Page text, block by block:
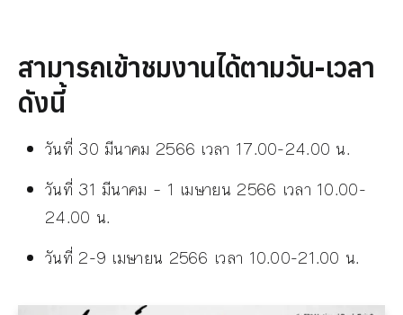
สามารถเข้าชมงานได้ตามวัน-เวลา
ดังนี้
วันที่ 30 มีนาคม 2566 เวลา 17.00-24.00 น.
วันที่ 31 มีนาคม – 1 เมษายน 2566 เวลา 10.00-
24.00 น.
วันที่ 2-9 เมษายน 2566 เวลา 10.00-21.00 น.